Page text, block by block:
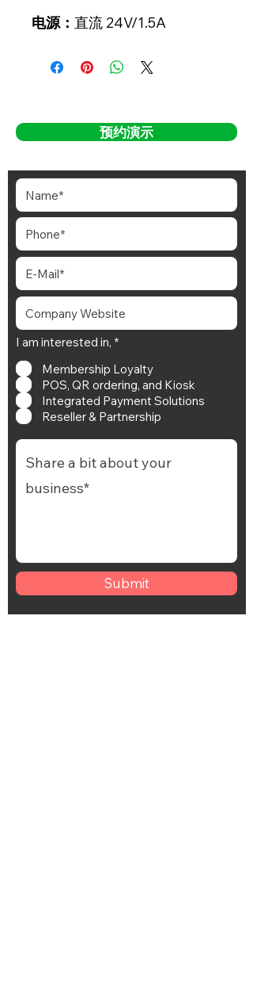
电源： 直流 24V/1.5A
预约演示
I am interested in, *必
Membership Loyalty
POS, QR ordering, and Kiosk
Integrated Payment Solutions
Reseller & Partnership
Submit